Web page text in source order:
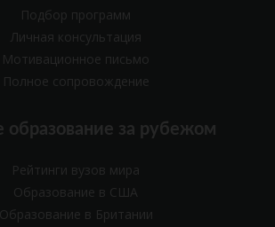
Подбор программ
Личная консультация
Мотивационное письмо
Полное сопровождение
образование за рубежом
Рейтинги вузов мира
Образование в США
Образование в Британии